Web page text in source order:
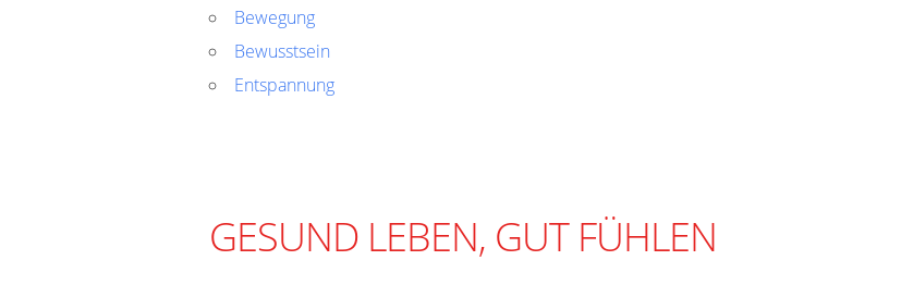
Bewegung
Bewusstsein
Entspannung
GESUND LEBEN, GUT FÜHLEN